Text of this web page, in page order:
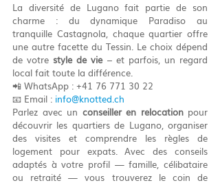
La diversité de Lugano fait partie de son
charme : du dynamique Paradiso au
tranquille Castagnola, chaque quartier offre
une autre facette du Tessin. Le choix dépend
de votre style de vie – et parfois, un regard
local fait toute la différence.
📲 WhatsApp : +41 76 771 30 22
📧 Email : info@knotted.ch
Parlez avec un conseiller en relocation pour
découvrir les quartiers de Lugano, organiser
des visites et comprendre les règles de
logement pour expats. Avec des conseils
adaptés à votre profil — famille, célibataire
ou retraité — vous trouverez le coin de